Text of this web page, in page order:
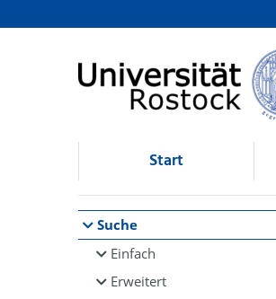
Browsen
direkt zum Inhalt
Start
Suche
Einfach
Erweitert